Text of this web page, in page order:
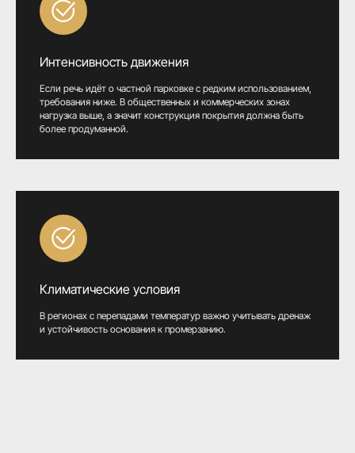
Интенсивность движения
Если речь идёт о частной парковке с редким использованием,
требования ниже. В общественных и коммерческих зонах
нагрузка выше, а значит конструкция покрытия должна быть
более продуманной.
Климатические условия
В регионах с перепадами температур важно учитывать дренаж
и устойчивость основания к промерзанию.